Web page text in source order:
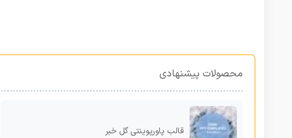
محصولات پیشنهادی
قالب پاورپوینتی گل خبر